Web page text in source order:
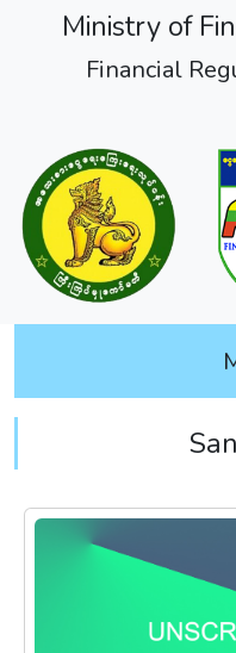
Ministry of
Financial